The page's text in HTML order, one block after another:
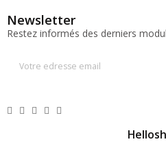
Newsletter
Restez informés des derniers